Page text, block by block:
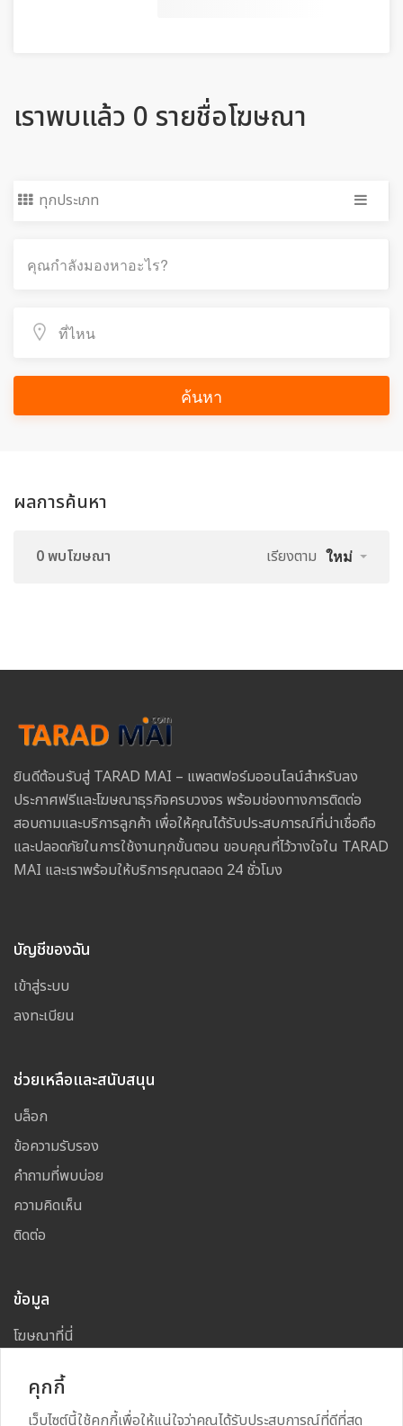
เราพบแล้ว 0 รายชื่อโฆษณา
ทุกประเภท
ค้นหา
ผลการค้นหา
0 พบโฆษณา เรียงตาม ใหม่
ยินดีต้อนรับสู่ TARAD MAI – แพลตฟอร์มออนไลน์สำหรับลง
ประกาศฟรีและโฆษณาธุรกิจครบวงจร พร้อมช่องทางการติดต่อ
สอบถามและบริการลูกค้า เพื่อให้คุณได้รับประสบการณ์ที่น่าเชื่อถือ
และปลอดภัยในการใช้งานทุกขั้นตอน ขอบคุณที่ไว้วางใจใน TARAD
MAI และเราพร้อมให้บริการคุณตลอด 24 ชั่วโมง
บัญชีของฉัน
เข้าสู่ระบบ
ลงทะเบียน
ช่วยเหลือและสนับสนุน
บล็อก
ข้อความรับรอง
คำถามที่พบบ่อย
ความคิดเห็น
ติดต่อ
ข้อมูล
โฆษณาที่นี่
คุกกี้
เว็บไซต์นี้ใช้คุกกี้เพื่อให้แน่ใจว่าคุณได้รับประสบการณ์ที่ดีที่สุด